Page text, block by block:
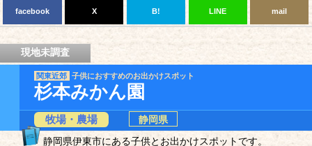
facebook X B! LINE mail
現地未調査
関東近郊 子供におすすめのお出かけスポット
杉本みかん園
牧場・農場
静岡県
静岡県伊東市にある子供とお出かけスポットです。